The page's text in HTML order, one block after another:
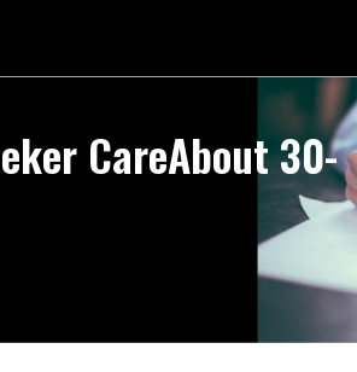
CareAbout 30-